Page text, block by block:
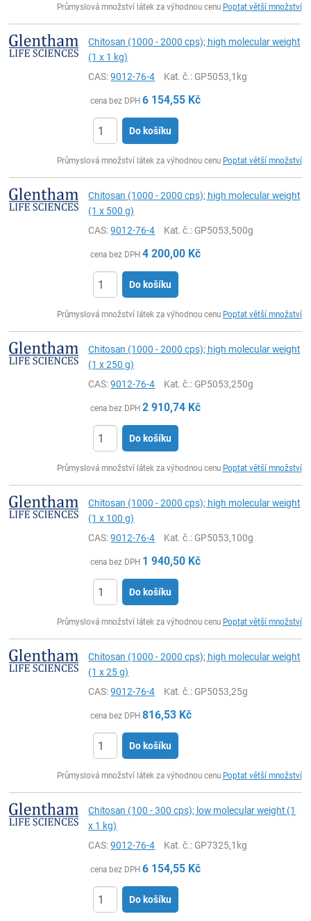
Průmyslová množství látek za výhodnou cenu Poptat větší množství
Chitosan (1000 - 2000 cps); high molecular weight
(1 x 1 kg)
CAS:9012-76-4 Kat. č.: GP5053,1kg
cena bez DPH 6 154,55 Kč
Do košíku
Průmyslová množství látek za výhodnou cenu Poptat větší množství
Chitosan (1000 - 2000 cps); high molecular weight
(1 x 500 g)
CAS:9012-76-4 Kat. č.: GP5053,500g
cena bez DPH 4 200,00 Kč
Do košíku
Průmyslová množství látek za výhodnou cenu Poptat větší množství
Chitosan (1000 - 2000 cps); high molecular weight
(1 x 250 g)
CAS:9012-76-4 Kat. č.: GP5053,250g
cena bez DPH 2 910,74 Kč
Do košíku
Průmyslová množství látek za výhodnou cenu Poptat větší množství
Chitosan (1000 - 2000 cps); high molecular weight
(1 x 100 g)
CAS:9012-76-4 Kat. č.: GP5053,100g
cena bez DPH 1 940,50 Kč
Do košíku
Průmyslová množství látek za výhodnou cenu Poptat větší množství
Chitosan (1000 - 2000 cps); high molecular weight
(1 x 25 g)
CAS:9012-76-4 Kat. č.: GP5053,25g
cena bez DPH 816,53 Kč
Do košíku
Průmyslová množství látek za výhodnou cenu Poptat větší množství
Chitosan (100 - 300 cps); low molecular weight (1
x 1 kg)
CAS:9012-76-4 Kat. č.: GP7325,1kg
cena bez DPH 6 154,55 Kč
Do košíku